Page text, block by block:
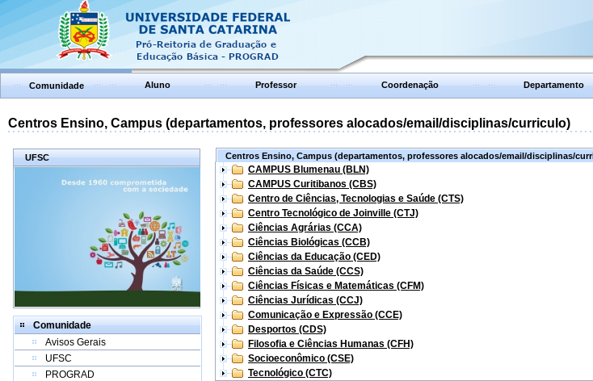
Comunidade Aluno Professor Coordenação Departamento
Centros Ensino, Campus (departamentos, professores alocados/email/disciplinas/curriculo)
UFSC
Comunidade
Avisos Gerais
UFSC
PROGRAD
Centros Ensino, Campus (departamentos, professores alocados/email/disciplinas/
CAMPUS Blumenau (BLN)
CAMPUS Curitibanos (CBS)
Centro de Ciências, Tecnologias e Saúde (CTS)
Centro Tecnológico de Joinville (CTJ)
Ciências Agrárias (CCA)
Ciências Biológicas (CCB)
Ciências da Educação (CED)
Ciências da Saúde (CCS)
Ciências Físicas e Matemáticas (CFM)
Ciências Jurídicas (CCJ)
Comunicação e Expressão (CCE)
Desportos (CDS)
Filosofia e Ciências Humanas (CFH)
Socioeconômico (CSE)
Tecnológico (CTC)